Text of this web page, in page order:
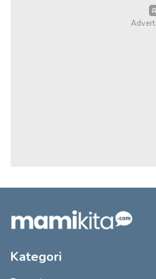
Kategori